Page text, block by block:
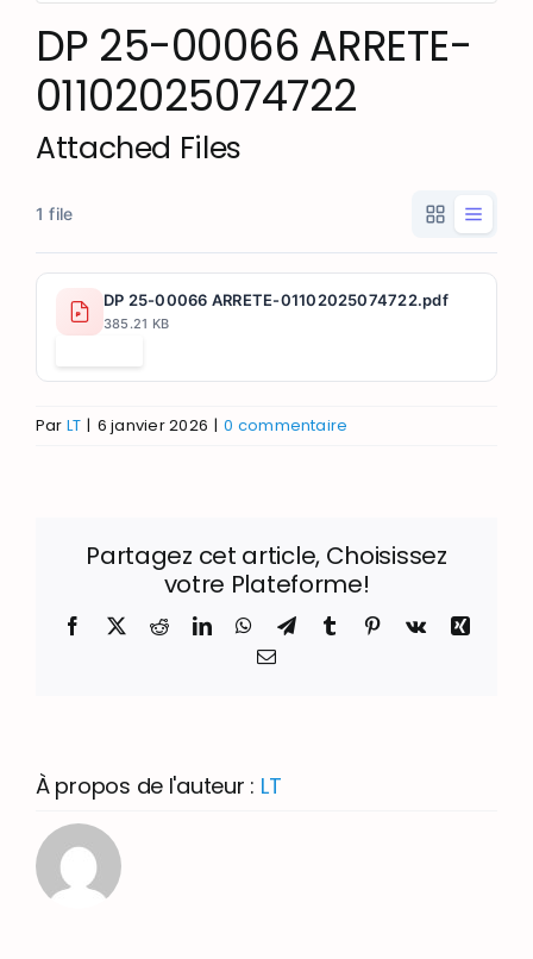
DP 25-00066 ARRETE-
01102025074722
Attached Files
1 file
DP 25-00066 ARRETE-01102025074722.pdf
385.21 KB
Par LT | 6 janvier 2026 | 0 commentaire
Partagez cet article, Choisissez
votre Plateforme!
Facebook
X RedditLinkedInWhatsApp
TelegramTumblr Pinterest
Vk
Xing
Email
À propos de l'auteur : LT